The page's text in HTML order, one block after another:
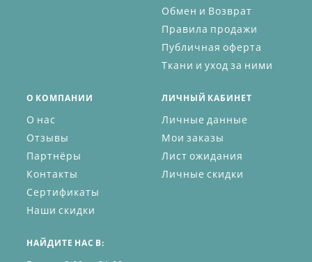
Обмен и Возврат
Правила продажи
Публичная оферта
Ткани и уход за ними
О КОМПАНИИ
О нас
Отзывы
Партнёры
Контакты
Сертификаты
Наши скидки
ЛИЧНЫЙ КАБИНЕТ
Личные данные
Мои заказы
Лист ожидания
Личные скидки
НАЙДИТЕ НАС В: